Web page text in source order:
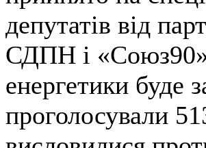
депутатів від
СДПН і «Союз90»
енергетики буде
проголосували